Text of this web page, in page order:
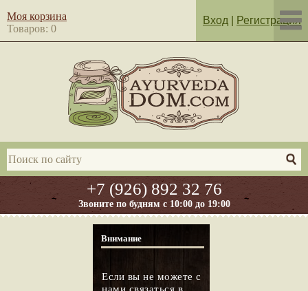
+7 (926) 892 32 76
Звоните по будням с 10:00 до 19:00
Моя корзина
Товаров: 0
Вход Регистрация
Внимание
Если вы не можете с